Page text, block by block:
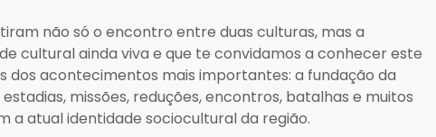
não só o encontro entre duas culturas, mas a
cultural ainda viva e que te convidamos a conhecer este
dos acontecimentos mais importantes: a fundação da
missões, reduções, encontros, batalhas e muitos
a atual identidade sociocultural da região.